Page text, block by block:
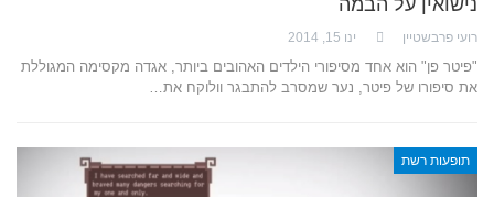
נישואין על הבמה
רועי פרבשטיין ינו 15, 2014
"פיטר פן" הוא אחד מסיפורי הילדים האהובים ביותר, אגדה מקסימה המגוללת
את סיפורו של פיטר, נער שמסרב להתבגר וולוקח את…
תופעות רשת